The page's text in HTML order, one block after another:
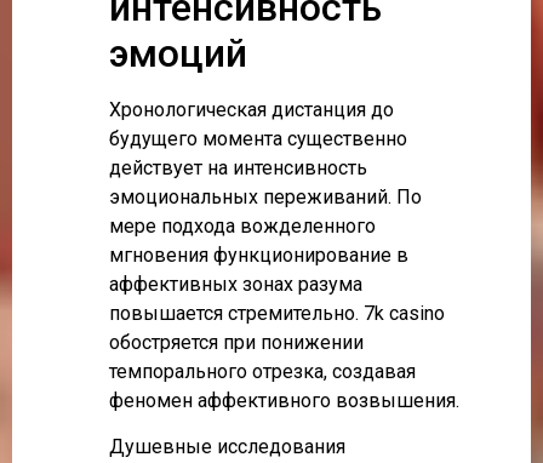
эмоций
Хронологическая дистанция до
будущего момента существенно
действует на интенсивность
эмоциональных переживаний. По
мере подхода вожделенного
мгновения функционирование в
аффективных зонах разума
повышается стремительно. 7k casino
обостряется при понижении
темпорального отрезка, создавая
феномен аффективного возвышения.
Душевные исследования